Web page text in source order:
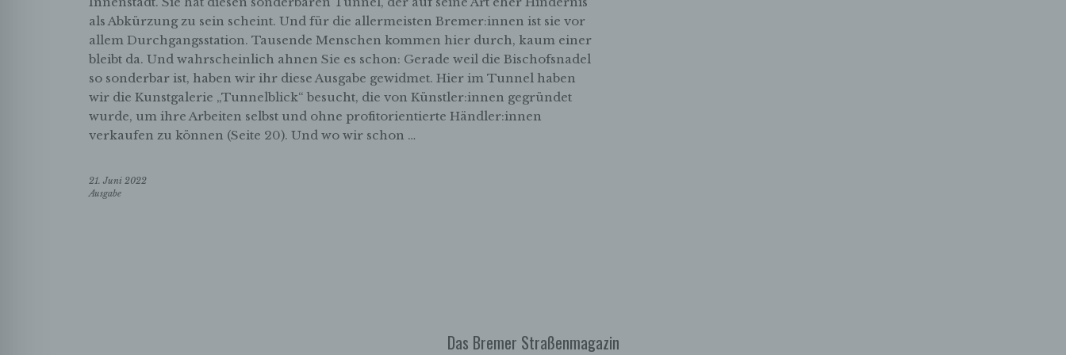
als Abkürzung zu sein scheint. Und für die allermeisten Bremer:innen ist sie vor
allem Durchgangsstation. Tausende Menschen kommen hier durch, kaum einer
bleibt da. Und wahrscheinlich ahnen Sie es schon: Gerade weil die Bischofsnadel
so sonderbar ist, haben wir ihr diese Ausgabe gewidmet. Hier im Tunnel haben
wir die Kunstgalerie „Tunnelblick“ besucht, die von Künstler:innen gegründet
wurde, um ihre Arbeiten selbst und ohne profitorientierte Händler:innen
verkaufen zu können (Seite 20). Und wo wir schon …
21. Juni 2022
Ausgabe
Das Bremer Straßenmagazin
personenbezogener Daten, die darin besteht, dass diese
personenbezogenen Daten verwendet werden, um bestimmte
persönliche Aspekte, die sich auf eine natürliche Person beziehen,
zu bewerten, insbesondere, um Aspekte bezüglich Arbeitsleistung,
wirtschaftlicher Lage, Gesundheit, persönlicher Vorlieben, Interessen,
Zuverlässigkeit, Verhalten, Aufenthaltsort oder Ortswechsel dieser
natürlichen Person zu analysieren oder vorherzusagen.
g) Verantwortlicher oder für die Verarbeitung Verantwortlicher